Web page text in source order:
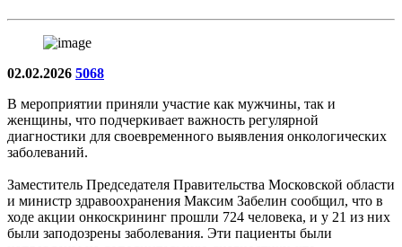
02.02.2026 5068
В мероприятии приняли участие как мужчины, так и
женщины, что подчеркивает важность регулярной
диагностики для своевременного выявления онкологических
заболеваний.
Заместитель Председателя Правительства Московской области
и министр здравоохранения Максим Забелин сообщил, что в
ходе акции онкоскрининг прошли 724 человека, и у 21 из них
были заподозрены заболевания. Эти пациенты были